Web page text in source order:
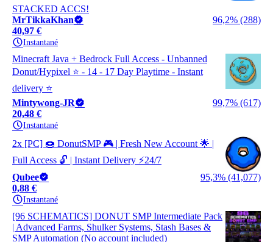
STACKED ACCS!
MrTikkaKhan
96,2% (288)
40,97 €
Instantané
Minecraft Java + Bedrock Full Access - Unbanned
Donut/Hypixel ⭐ - 14 - 17 Day Playtime - Instant
delivery ⭐
Mintywong-JR
99,7% (617)
20,48 €
Instantané
2x [PC] 🍩 DonutSMP 🎮 | Fresh New Account 🌟 |
Full Access 🔓 | Instant Delivery ⚡24/7
Qubee
95,3% (41,077)
0,88 €
Instantané
[96 SCHEMATICS] DONUT SMP Intermediate Pack
| Advanced Farms, Shulker Systems, Stash Bases &
SMP Automation (No account included)